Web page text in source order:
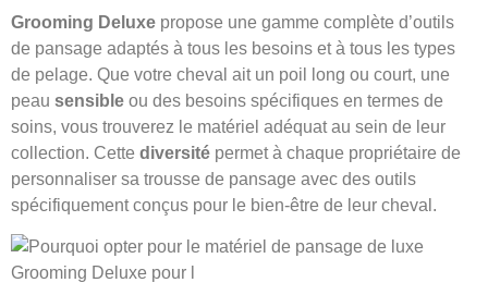
Grooming Deluxe propose une gamme complète d’outils
de pansage adaptés à tous les besoins et à tous les types
de pelage. Que votre cheval ait un poil long ou court, une
peau sensible ou des besoins spécifiques en termes de
soins, vous trouverez le matériel adéquat au sein de leur
collection. Cette diversité permet à chaque propriétaire de
personnaliser sa trousse de pansage avec des outils
spécifiquement conçus pour le bien-être de leur cheval.